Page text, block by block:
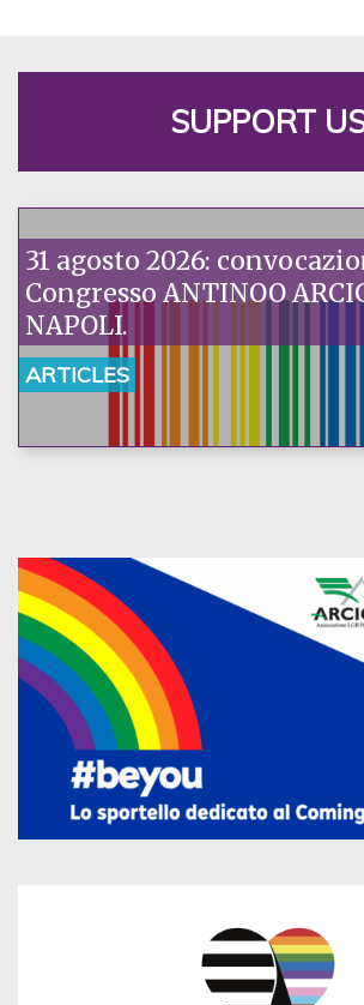
SUPPORT
31 agosto 2026:
Congresso ANTINOO
NAPOLI.
ARTICLES